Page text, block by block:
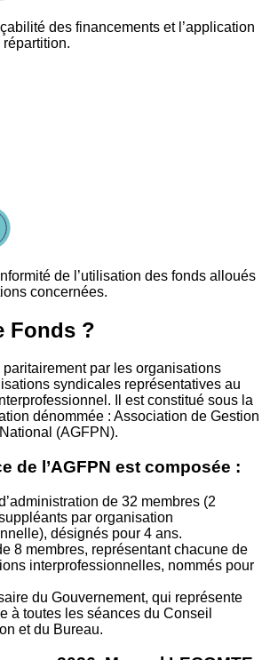
des financements et l’application
de l’utilisation des fonds alloués
concernées.
Fonds ?
paritairement par les organisations
syndicales représentatives au
Il est constitué sous la
dénommée : Association de Gestion
(AGFPN).
de l’AGFPN est composée :
de 32 membres (2
par organisation
désignés pour 4 ans.
8 membres, représentant chacune de
interprofessionnelles, nommés pour
du Gouvernement, qui représente
à toutes les séances du Conseil
et du Bureau.